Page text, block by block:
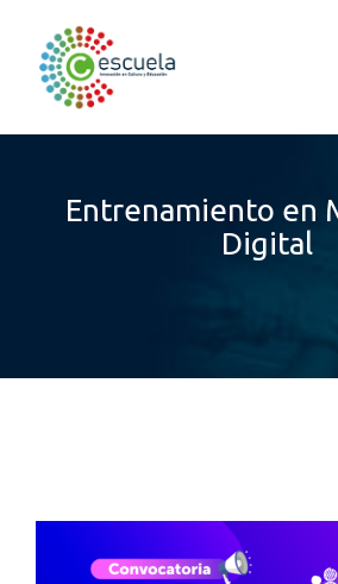
contenido
Entrenamiento en
Digital